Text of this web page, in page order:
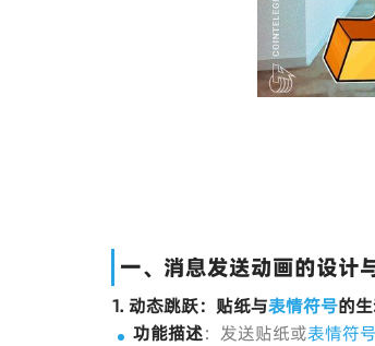
一、消息发送动画的设计
1. 动态跳跃：贴纸与表情符号的
功能描述：发送贴纸或表情符号